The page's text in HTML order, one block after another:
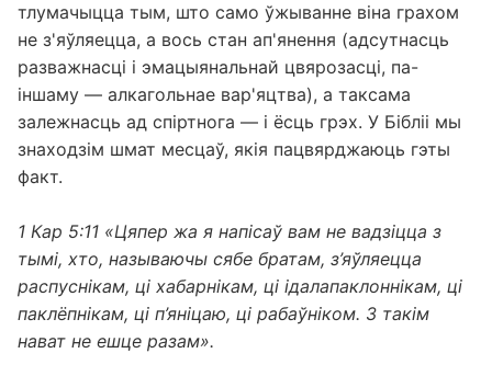
тлумачыцца тым, што само ўжыванне віна грахом
не з'яўляецца, а вось стан ап'янення (адсутнасць
разважнасці і эмацыянальнай цвярозасці, па-
іншаму — алкагольнае вар'яцтва), а таксама
залежнасць ад спіртнога — і ёсць грэх. У Бібліі мы
знаходзім шмат месцаў, якія пацвярджаюць гэты
факт.
1 Кар 5:11 «Цяпер жа я напісаў вам не вадзіцца з
тымі, хто, называючы сябе братам, з’яўляецца
распуснікам, ці хабарнікам, ці ідалапаклоннікам, ці
паклёпнікам, ці п’яніцаю, ці рабаўніком. З такім
нават не ешце разам».